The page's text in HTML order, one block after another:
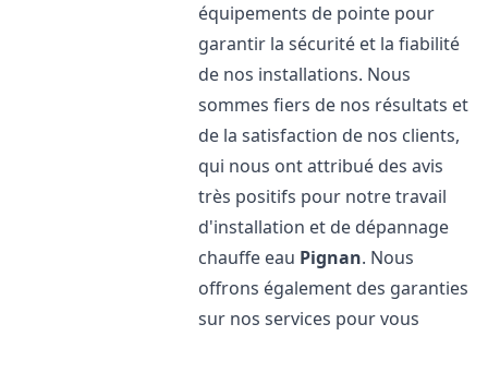
équipements de pointe pour
garantir la sécurité et la fiabilité
de nos installations. Nous
sommes fiers de nos résultats et
de la satisfaction de nos clients,
qui nous ont attribué des avis
très positifs pour notre travail
d'installation et de dépannage
chauffe eau Pignan. Nous
offrons également des garanties
sur nos services pour vous